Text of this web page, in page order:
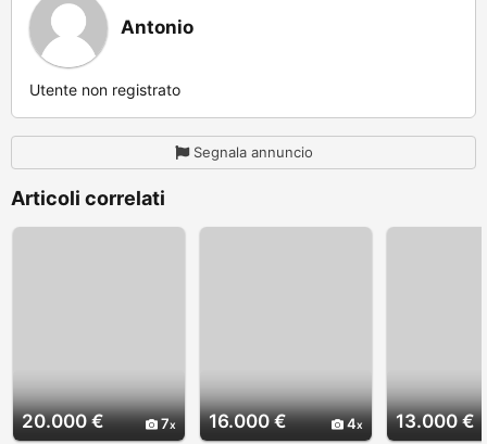
Antonio
Utente non registrato
Segnala annuncio
Articoli correlati
20.000 € 7 16.000 € 4 13.000 €